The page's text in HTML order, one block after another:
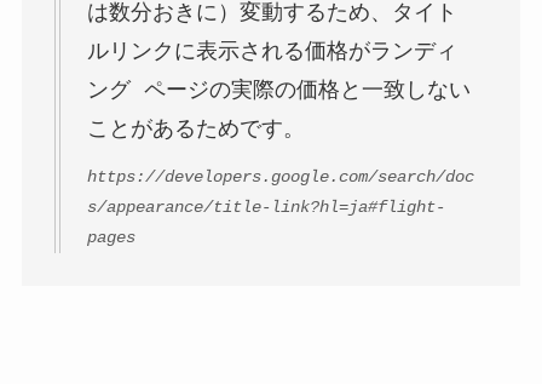
は数分おきに）変動するため、タイト
ルリンクに表示される価格がランディ
ング ページの実際の価格と一致しない
ことがあるためです。
https://developers.google.com/search/doc
s/appearance/title-link?hl=ja#flight-
pages